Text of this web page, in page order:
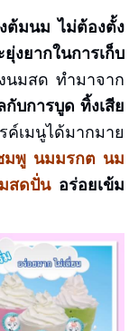
ต้มนม ไม่ต้องตั้ง
งยากในการเก็บ
นมสด ทำมาจาก
กับการบูด ทิ้งเสีย
เมนูได้มากมาย
มพู นมมรกต นม
สดปั่น อร่อยเข้ม